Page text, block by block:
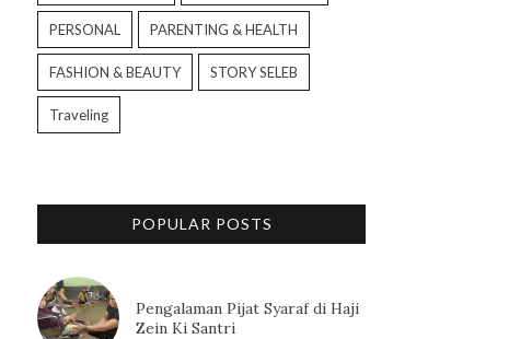
PERSONAL PARENTING & HEALTH
FASHION & BEAUTY STORY SELEB
Traveling
POPULAR POSTS
Pengalaman Pijat Syaraf di Haji
Zein Ki Santri